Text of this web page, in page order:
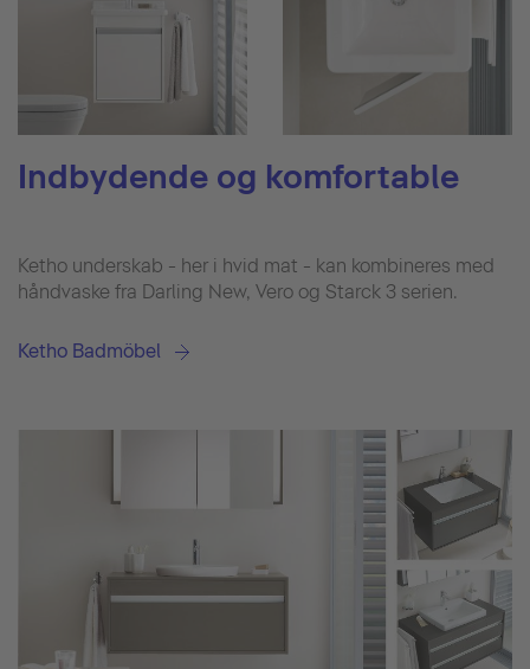
Indbydende og komfortable
Ketho underskab - her i hvid mat - kan kombineres med
håndvaske fra Darling New, Vero og Starck 3 serien.
Ketho Badmöbel